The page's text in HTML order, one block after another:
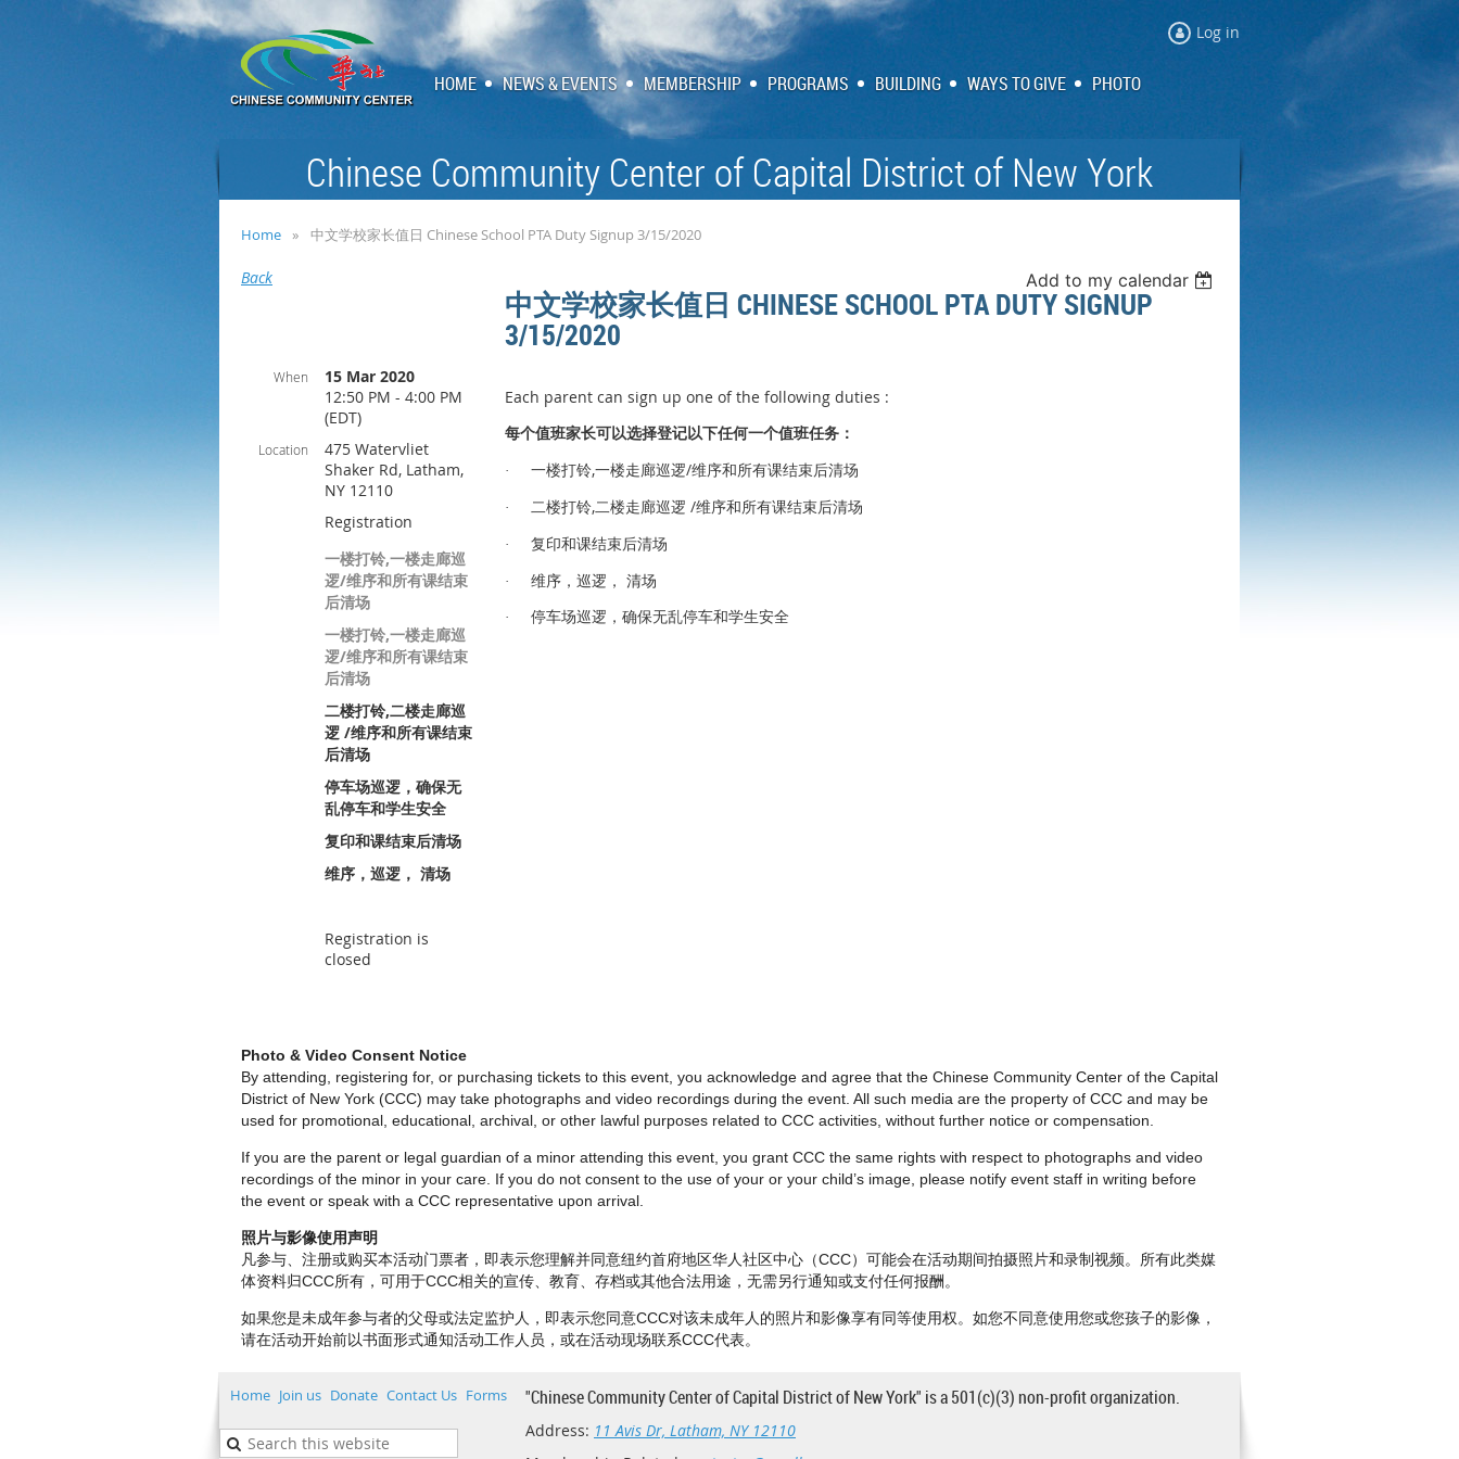
Log in
HOME NEWS & EVENTS MEMBERSHIP PROGRAMS BUILDING WAYS TO GIVE PHOTO
Chinese Community Center of Capital District of New York
Home 中文学校家长值日 Chinese School PTA Duty Signup 3/15/2020
Back Add to my calendar
中文学校家长值日 CHINESE SCHOOL PTA DUTY SIGNUP
3/15/2020
When
15 Mar 2020
12:50 PM - 4:00 PM
(EDT)
Location
475 Watervliet
Shaker Rd, Latham,
NY 12110
Registration
一楼打铃,一楼走廊巡
逻/维序和所有课结束
后清场
一楼打铃,一楼走廊巡
逻/维序和所有课结束
后清场
二楼打铃,二楼走廊巡
逻 /维序和所有课结束
后清场
停车场巡逻，确保无
乱停车和学生安全
复印和课结束后清场
维序，巡逻， 清场
Registration is
closed
Each parent can sign up one of the following duties :
每个值班家长可以选择登记以下任何一个值班任务 ：
· 一楼打铃,一楼走廊巡逻/维序和所有课结束后清场
· 二楼打铃,二楼走廊巡逻 /维序和所有课结束后清场
· 复印和课结束后清场
· 维序，巡逻， 清场
· 停车场巡逻 ，确保无乱停车和学生安全
Photo & Video Consent Notice
By attending, registering for, or purchasing tickets to this event, you acknowledge and agree that the Chinese Community Center of the Capital
District of New York (CCC) may take photographs and video recordings during the event. All such media are the property of CCC and may be
used for promotional, educational, archival, or other lawful purposes related to CCC activities, without further notice or compensation.
If you are the parent or legal guardian of a minor attending this event, you grant CCC the same rights with respect to photographs and video
recordings of the minor in your care. If you do not consent to the use of your or your child’s image, please notify event staff in writing before
the event or speak with a CCC representative upon arrival.
照片与影像使用声明
凡参与、注册或购买本活动门票者，即表示您理解并同意纽约首府地区华人社区中心（CCC）可能会在活动期间拍摄照片和录制视频。所有此类媒
体资料归CCC所有，可用于CCC相关的宣传、教育、存档或其他合法用途，无需另行通知或支付任何报酬。
如果您是未成年参与者的父母或法定监护人，即表示您同意CCC对该未成年人的照片和影像享有同等使用权。如您不同意使用您或您孩子的影像，
请在活动开始前以书面形式通知活动工作人员，或在活动现场联系CCC代表。
Home Join us Donate Contact Us Forms "Chinese Community Center of Capital District of New York" is a 501(c)(3) non-profit organization.
Address: 11 Avis Dr, Latham, NY 12110